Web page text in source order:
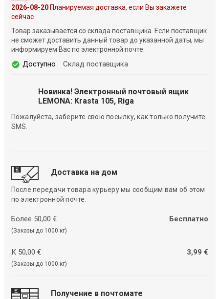
2026-08-20Планируемая доставка, если Вы закажете
сейчас
Товар заказывается со склада поставщика. Если поставщик
не сможет доставить данный товар до указанной даты, мы
информируем Вас по электронной почте.
Доступно Склад поставщика
Новинка! Электронный почтовый ящик
LEMONA: Krasta 105, Riga
Пожалуйста, заберите свою посылку, как только получите
SMS.
Доставка на дом
После передачи товара курьеру мы сообщим вам об этом
по электронной почте.
Более 50,00 €
(Заказы до 1000 кг)
Бесплатно
К 50,00 €
(Заказы до 1000 кг)
3,99 €
Получение в почтомате